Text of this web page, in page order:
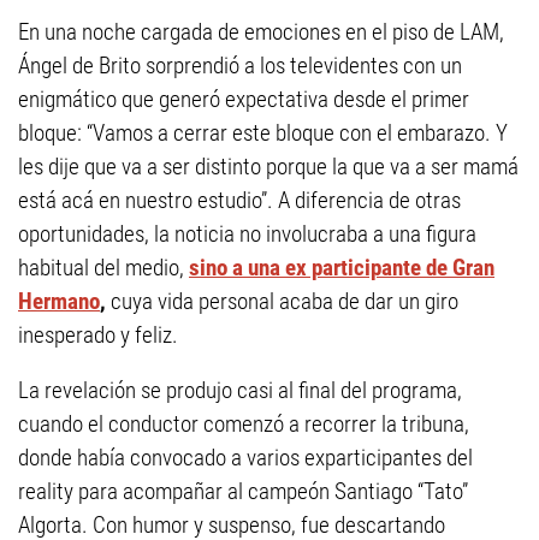
En una noche cargada de emociones en el piso de LAM,
Ángel de Brito sorprendió a los televidentes con un
enigmático que generó expectativa desde el primer
bloque: “Vamos a cerrar este bloque con el embarazo. Y
les dije que va a ser distinto porque la que va a ser mamá
está acá en nuestro estudio”. A diferencia de otras
oportunidades, la noticia no involucraba a una figura
habitual del medio, sino a una ex participante de Gran
Hermano, cuya vida personal acaba de dar un giro
inesperado y feliz.
La revelación se produjo casi al final del programa,
cuando el conductor comenzó a recorrer la tribuna,
donde había convocado a varios exparticipantes del
reality para acompañar al campeón Santiago “Tato”
Algorta. Con humor y suspenso, fue descartando